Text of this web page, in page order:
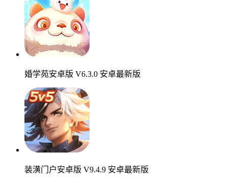
婚学苑安卓版 V6.3.0 安卓最新版
装潢门户安卓版 V9.4.9 安卓最新版